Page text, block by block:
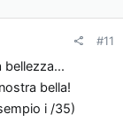
#11
bellezza...
bella!
i /35)